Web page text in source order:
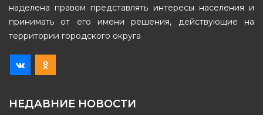
наделена правом представлять интересы населения и
принимать от его имени решения, действующие на
территории городского округа
НЕДАВНИЕ НОВОСТИ